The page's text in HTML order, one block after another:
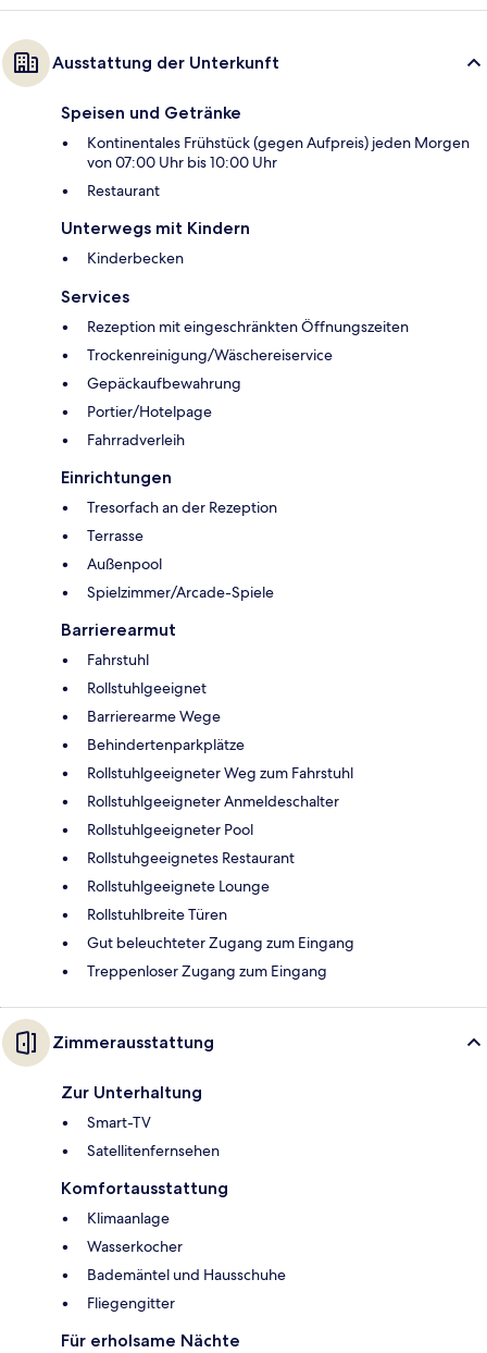
Ausstattung der Unterkunft
Speisen und Getränke
Kontinentales Frühstück (gegen Aufpreis) jeden Morgen
von 07:00 Uhr bis 10:00 Uhr
Restaurant
Unterwegs mit Kindern
Kinderbecken
Services
Rezeption mit eingeschränkten Öffnungszeiten
Trockenreinigung/Wäschereiservice
Gepäckaufbewahrung
Portier/Hotelpage
Fahrradverleih
Einrichtungen
Tresorfach an der Rezeption
Terrasse
Außenpool
Spielzimmer/Arcade-Spiele
Barrierearmut
Fahrstuhl
Rollstuhlgeeignet
Barrierearme Wege
Behindertenparkplätze
Rollstuhlgeeigneter Weg zum Fahrstuhl
Rollstuhlgeeigneter Anmeldeschalter
Rollstuhlgeeigneter Pool
Rollstuhgeeignetes Restaurant
Rollstuhlgeeignete Lounge
Rollstuhlbreite Türen
Gut beleuchteter Zugang zum Eingang
Treppenloser Zugang zum Eingang
Zimmerausstattung
Zur Unterhaltung
Smart-TV
Satellitenfernsehen
Komfortausstattung
Klimaanlage
Wasserkocher
Bademäntel und Hausschuhe
Fliegengitter
Für erholsame Nächte